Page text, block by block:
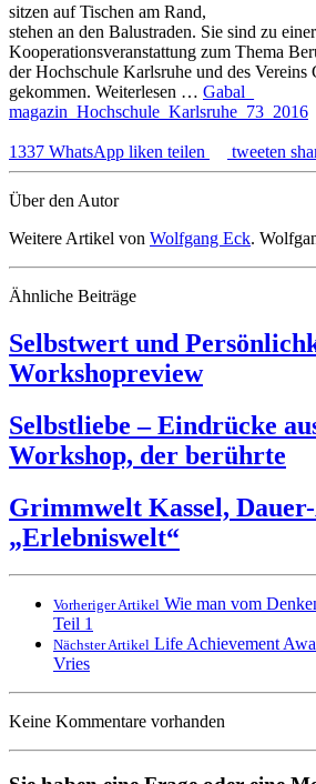
sitzen auf Tischen am Rand,
stehen an den Balustraden. Sie sind zu einer
Kooperationsveranstattung zum Thema
der Hochschule Karlsruhe und des
gekommen. Weiterlesen … Gabal_
magazin_Hochschule_Karlsruhe_73_2016
1337 WhatsApp liken teilen tweeten
Über den Autor
Weitere Artikel von Wolfgang Eck.
Ähnliche Beiträge
Selbstwert und
Workshopreview
Selbstliebe – Eindrücke
Workshop, der berührte
Grimmwelt Kassel,
„Erlebniswelt“
Vorheriger Artikel Wie man vom
Teil 1
Nächster Artikel Life Achievement
Vries
Keine Kommentare vorhanden